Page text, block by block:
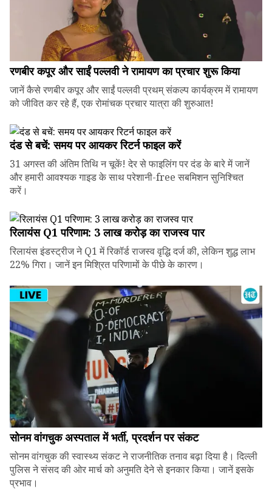
रणबीर कपूर और साईं पल्लवी ने रामायण का प्रचार शुरू किया
जानें कैसे रणबीर कपूर और साईं पल्लवी प्रथम् संकल्प कार्यक्रम में रामायण
को जीवित कर रहे हैं, एक रोमांचक प्रचार यात्रा की शुरुआत!
दंड से बचें: समय पर आयकर रिटर्न फाइल करें
31 अगस्त की अंतिम तिथि न चूकें! देर से फाइलिंग पर दंड के बारे में जानें
और हमारी आवश्यक गाइड के साथ परेशानी-free सबमिशन सुनिश्चित
करें।
रिलायंस Q1 परिणाम: ₹3 लाख करोड़ का राजस्व पार
रिलायंस इंडस्ट्रीज ने Q1 में रिकॉर्ड राजस्व वृद्धि दर्ज की, लेकिन शुद्ध लाभ
22% गिरा। जानें इन मिश्रित परिणामों के पीछे के कारण।
सोनम वांगचुक अस्पताल में भर्ती, प्रदर्शन पर संकट
सोनम वांगचुक की स्वास्थ्य संकट ने राजनीतिक तनाव बढ़ा दिया है। दिल्ली
पुलिस ने संसद की ओर मार्च को अनुमति देने से इनकार किया। जानें इसके
प्रभाव।